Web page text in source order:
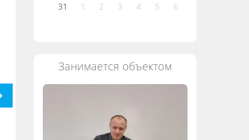
31 1 2 3 4 5 6
Занимается объектом